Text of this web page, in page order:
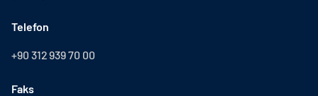
Telefon
+90 312 939 70 00
Faks